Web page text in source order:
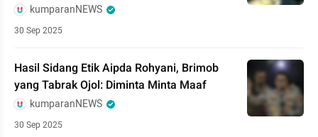
kumparanNEWS
30 Sep 2025
Hasil Sidang Etik Aipda Rohyani, Brimob
yang Tabrak Ojol: Diminta Minta Maaf
kumparanNEWS
30 Sep 2025